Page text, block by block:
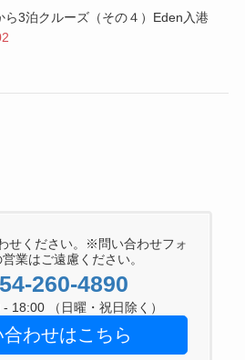
ら3泊クルーズ（その４）Eden入港
せください。※問い合わせフォ
業はご遠慮ください。
260-4890
18:00 （日曜・祝日除く）
合わせはこちら